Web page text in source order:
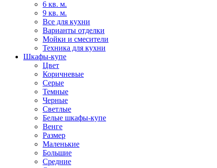
6 кв. м.
9 кв. м.
Все для кухни
Варианты отделки
Мойки и смесители
Техника для кухни
Шкафы-купе
Цвет
Коричневые
Серые
Темные
Черные
Светлые
Белые шкафы-купе
Венге
Размер
Маленькие
Большие
Средние